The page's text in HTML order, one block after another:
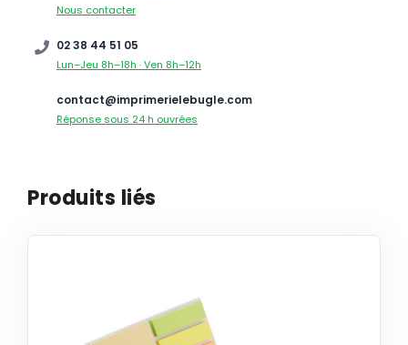
Nous contacter
02 38 44 51 05
Lun–Jeu 8h–18h · Ven 8h–12h
contact@imprimerielebugle.com
Réponse sous 24 h ouvrées
Produits liés